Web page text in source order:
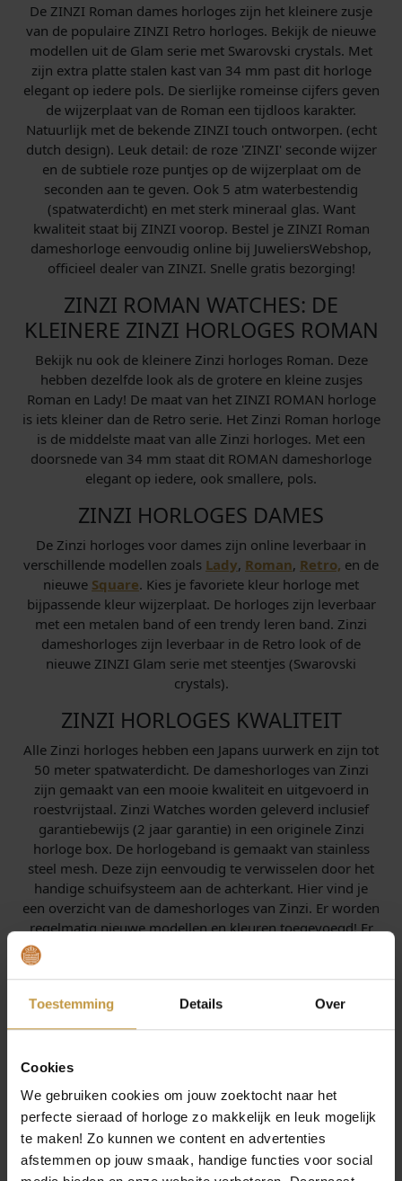
Toestemming Details Over
Cookies
We gebruiken cookies om jouw zoektocht naar het
perfecte sieraad of horloge zo makkelijk en leuk mogelijk
te maken! Zo kunnen we content en advertenties
afstemmen op jouw smaak, handige functies voor social
De ZINZI Roman dames horloges zijn het kleinere zusje
van de populaire ZINZI Retro horloges. Bekijk de nieuwe
modellen uit de Glam serie met Swarovski crystals. Met
zijn extra platte stalen kast van 34 mm past dit horloge
elegant op iedere pols. De sierlijke romeinse cijfers geven
de wijzerplaat van de Roman een tijdloos karakter.
Natuurlijk met de bekende ZINZI touch ontworpen. (echt
dutch design). Leuk detail: de roze 'ZINZI' seconde wijzer
en de subtiele roze puntjes op de wijzerplaat om de
seconden aan te geven. Ook 5 atm waterbestendig
(spatwaterdicht) en met sterk mineraal glas. Want
kwaliteit staat bij ZINZI voorop. Bestel je ZINZI Roman
dameshorloge eenvoudig online bij JuweliersWebshop,
officieel dealer van ZINZI. Snelle gratis bezorging!
ZINZI ROMAN WATCHES: DE
KLEINERE ZINZI HORLOGES ROMAN
Bekijk nu ook de kleinere Zinzi horloges Roman. Deze
hebben dezelfde look als de grotere en kleine zusjes
Roman en Lady! De maat van het ZINZI ROMAN horloge
is iets kleiner dan de Retro serie. Het Zinzi Roman horloge
is de middelste maat van alle Zinzi horloges. Met een
doorsnede van 34 mm staat dit ROMAN dameshorloge
elegant op iedere, ook smallere, pols.
ZINZI HORLOGES DAMES
De Zinzi horloges voor dames zijn online leverbaar in
verschillende modellen zoals Lady, Roman, Retro, en de
nieuwe Square. Kies je favoriete kleur horloge met
bijpassende kleur wijzerplaat. De horloges zijn leverbaar
met een metalen band of een trendy leren band. Zinzi
dameshorloges zijn leverbaar in de Retro look of de
nieuwe ZINZI Glam serie met steentjes (Swarovski
crystals).
ZINZI HORLOGES KWALITEIT
Alle Zinzi horloges hebben een Japans uurwerk en zijn tot
50 meter spatwaterdicht. De dameshorloges van Zinzi
zijn gemaakt van een mooie kwaliteit en uitgevoerd in
roestvrijstaal. Zinzi Watches worden geleverd inclusief
garantiebewijs (2 jaar garantie) in een originele Zinzi
horloge box. De horlogeband is gemaakt van stainless
steel mesh. Deze zijn eenvoudig te verwisselen door het
handige schuifsysteem aan de achterkant. Hier vind je
een overzicht van de dameshorloges van Zinzi. Er worden
regelmatig nieuwe modellen en kleuren toegevoegd! Er
ZINZI ROMAN HORLOGE ONLINE
Juwelierswebshop.nl is officieel dealer en verkooppunt
ZINZI ROMAN horloges - Zinzi watches online.
Zinzi Roman horloges? Bestel je Zinzi Roman horloge met
GRATIS armband! Snelle en gratis verzekerde verzending
van Zinzi horloges bij Juwelierswebshop.nl.